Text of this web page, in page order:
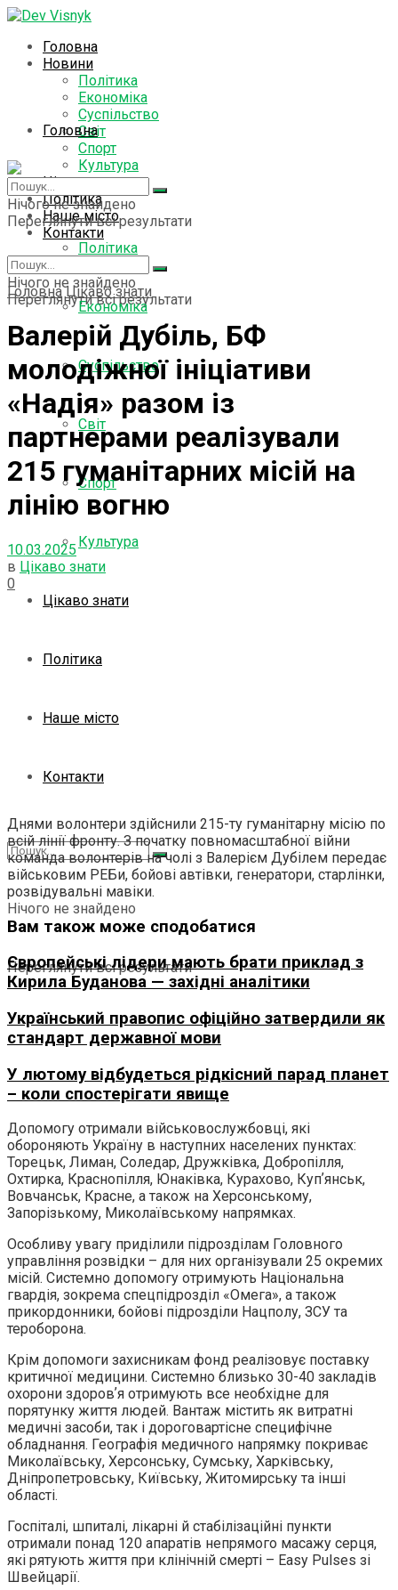
Головна
Новини
Політика
Економіка
Суспільство
Світ
Спорт
Культура
Цікаво знати
Політика
Наше місто
Контакти
Нічого не знайдено
Переглянути всі результати
Головна
Новини
Політика
Економіка
Суспільство
Світ
Спорт
Культура
Цікаво знати
Політика
Наше місто
Контакти
Нічого не знайдено
Переглянути всі результати
Нічого не знайдено
Переглянути всі результати
Головна Цікаво знати
Валерій Дубіль, БФ
молодіжної ініціативи
«Надія» разом із
партнерами реалізували
215 гуманітарних місій на
лінію вогню
10.03.2025
в Цікаво знати
0
Днями волонтери здійснили 215-ту гуманітарну місію по
всій лінії фронту. З початку повномасштабної війни
команда волонтерів на чолі з Валерієм Дубілем передає
військовим РЕБи, бойові автівки, генератори, старлінки,
розвідувальні мавіки.
Вам також може сподобатися
Європейські лідери мають брати приклад з
Кирила Буданова — західні аналітики
Український правопис офіційно затвердили як
стандарт державної мови
У лютому відбудеться рідкісний парад планет
– коли спостерігати явище
Допомогу отримали військовослужбовці, які
обороняють Україну в наступних населених пунктах:
Торецьк, Лиман, Соледар, Дружківка, Добропілля,
Охтирка, Краснопілля, Юнаківка, Курахово, Купʼянськ,
Вовчанськ, Красне, а також на Херсонському,
Запорізькому, Миколаївському напрямках.
Особливу увагу приділили підрозділам Головного
управління розвідки – для них організували 25 окремих
місій. Системно допомогу отримують Національна
гвардія, зокрема спецпідрозділ «Омега», а також
прикордонники, бойові підрозділи Нацполу, ЗСУ та
тероборона.
Крім допомоги захисникам фонд реалізовує поставку
критичної медицини. Системно близько 30-40 закладів
охорони здоровʼя отримують все необхідне для
порятунку життя людей. Вантаж містить як витратні
медичні засоби, так і дороговартісне специфічне
обладнання. Географія медичного напрямку покриває
Миколаївську, Херсонську, Сумську, Харківську,
Дніпропетровську, Київську, Житомирську та інші
області.
Госпіталі, шпиталі, лікарні й стабілізаційні пункти
отримали понад 120 апаратів непрямого масажу серця,
які рятують життя при клінічній смерті – Еasy Pulses зі
Швейцарії.